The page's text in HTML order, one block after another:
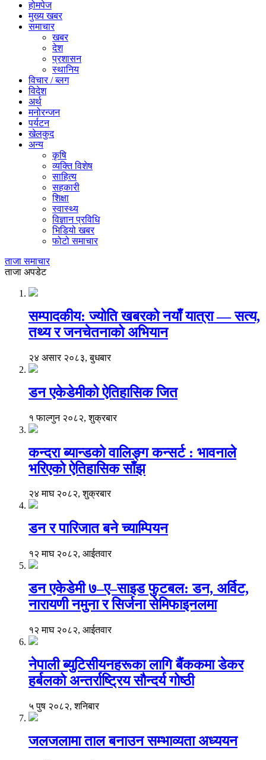
होमपेज
मुख्य खबर
समाचार
खबर
देश
प्रशासन
स्थानिय
विचार / ब्लग
विदेश
अर्थ
मनोरन्जन
पर्यटन
खेलकुद
अन्य
कृषि
व्यक्ति विशेष
साहित्य
सहकारी
शिक्षा
स्वास्थ्य
विज्ञान प्रविधि
भिडियो खबर
फोटो समाचार
ताजा समाचार
ताजा अपडेट
सम्पादकीय: ज्योति खबरको नयाँ यात्रा — सत्य,
तथ्य र जनचेतनाको अभियान
२४ असार २०८३, बुधबार
डन एकेडेमीको ऐतिहासिक जित
१ फाल्गुन २०८२, शुक्रबार
कन्दरा ब्यान्डको वालिङ्ग कन्सर्ट : भावनाले
भरिएको ऐतिहासिक साँझ
२४ माघ २०८२, शुक्रबार
डन र पारिजात बने च्याम्पियन
१२ माघ २०८२, आईतवार
डन एकेडेमी ७–ए–साइड फुटबल: डन, अर्विट,
नारायणी नमुना र सिर्जना सेमिफाइनलमा
१२ माघ २०८२, आईतवार
नेपाली ब्युटिसीयनहरूका लागि बैंककमा डेकर
हर्बलको अन्तर्राष्ट्रिय सौन्दर्य गोष्ठी
५ पुष २०८२, शनिबार
जलजलामा ताल बनाउन सम्भाव्यता अध्ययन